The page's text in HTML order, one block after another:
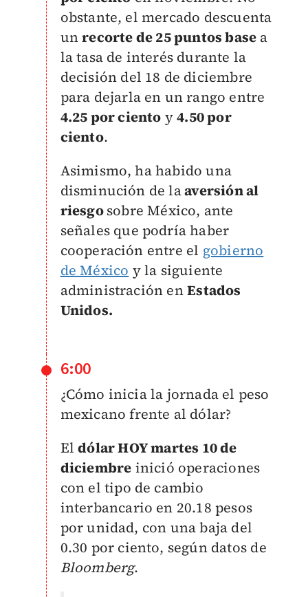
obstante, el mercado descuenta
unrecorte de 25 puntos base a
la tasa de interés durante la
decisión del 18 de diciembre
para dejarla en un rango entre
4.25 por ciento y4.50 por
ciento.
Asimismo, ha habido una
disminución de laaversión al
riesgosobre México, ante
señales que podría haber
cooperación entre el gobierno
de México y la siguiente
administración enEstados
Unidos.
6:00
¿Cómo inicia la jornada el peso
mexicano frente al dólar?
Eldólar HOY martes 10 de
diciembre inició operaciones
con el tipo de cambio
interbancario en 20.18 pesos
por unidad, con una baja del
0.30 por ciento, según datos de
Bloomberg.